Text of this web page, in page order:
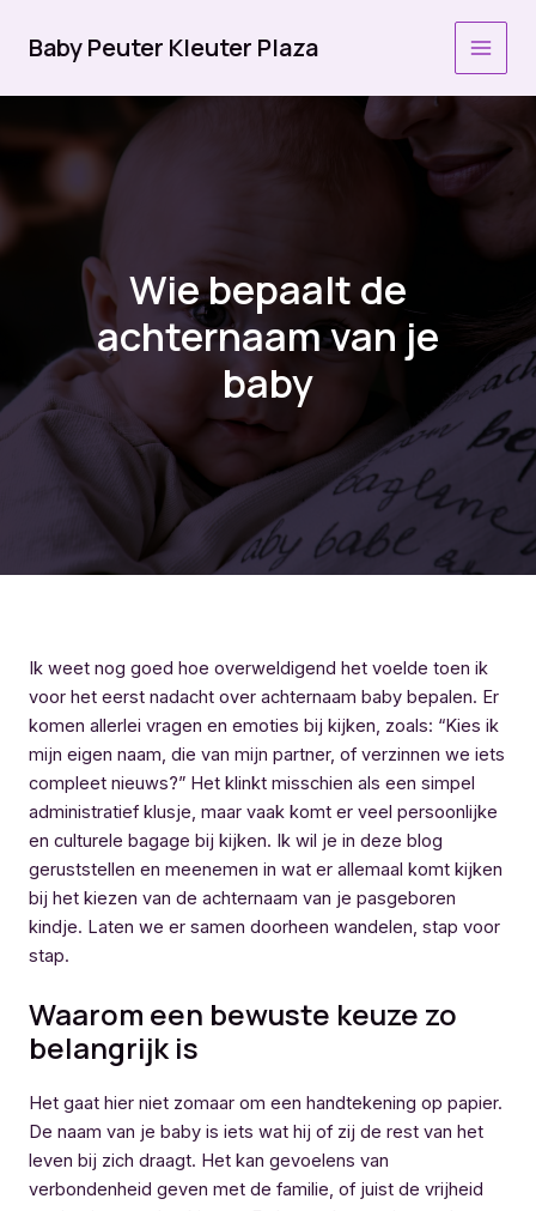
naar
inhoud
Baby Peuter Kleuter Plaza
Wie bepaalt de
achternaam van je
baby
Ik weet nog goed hoe overweldigend het voelde toen ik
voor het eerst nadacht over achternaam baby bepalen. Er
komen allerlei vragen en emoties bij kijken, zoals: “Kies ik
mijn eigen naam, die van mijn partner, of verzinnen we iets
compleet nieuws?” Het klinkt misschien als een simpel
administratief klusje, maar vaak komt er veel persoonlijke
en culturele bagage bij kijken. Ik wil je in deze blog
geruststellen en meenemen in wat er allemaal komt kijken
bij het kiezen van de achternaam van je pasgeboren
kindje. Laten we er samen doorheen wandelen, stap voor
stap.
Waarom een bewuste keuze zo
belangrijk is
Het gaat hier niet zomaar om een handtekening op papier.
De naam van je baby is iets wat hij of zij de rest van het
leven bij zich draagt. Het kan gevoelens van
verbondenheid geven met de familie, of juist de vrijheid